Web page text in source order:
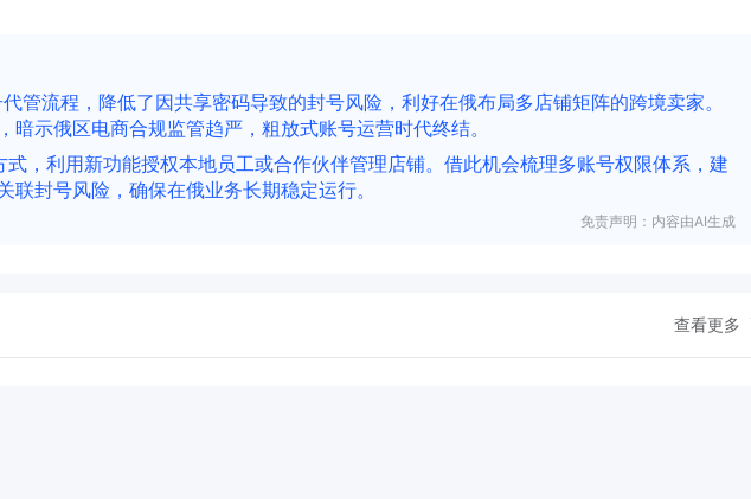
管流程，降低了因共享密码导致的封号风险，利好在俄布局多店铺矩阵的跨境卖家。
暗示俄区电商合规监管趋严，粗放式账号运营时代终结。
，利用新功能授权本地员工或合作伙伴管理店铺。借此机会梳理多账号权限体系，建
联封号风险，确保在俄业务长期稳定运行。
免责声明：内容由AI生成
查看更多